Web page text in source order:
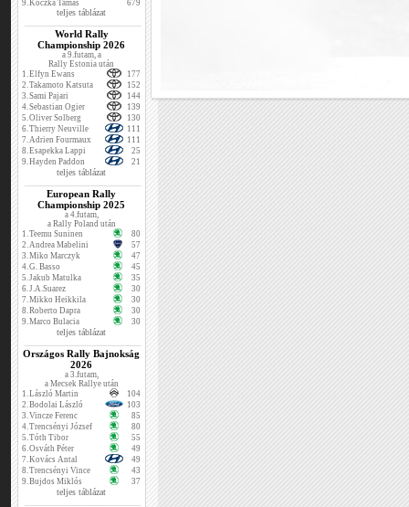
9.Koczka Tamás 679
teljes táblázat
World Rally
Championship 2026
a 9.futam, a
Rally Estonia után
1.Elfyn Ewans
177
2.Takamoto Katsuta
152
3.Sami Pajari
144
4.Sebastian Ogier
139
5.Oliver Solberg
130
6.Thierry Neuville
111
7.Adrien Fourmaux
111
8.Esapekka Lappi
25
9.Hayden Paddon 21
teljes táblázat
European Rally
Championship 2025
a 4.futam,
a Rally Poland után
1.Teemu Suninen
80
2.Andrea Mabelini
57
3.Miko Marczyk
47
4.G. Basso
45
5.Jakub Matulka
35
6.J.A.Suarez
30
7.Mikko Heikkila
30
8.Roberto Dapra
30
9.Marco Bulacia 30
teljes táblázat
Országos Rally Bajnokság
2026
a 3.futam,
a Mecsek Rallye után
1.László Martin
104
2.Bodolai László
103
3.Vincze Ferenc
85
4.Trencsényi József
80
5.Tóth Tibor
55
6.Osváth Péter
49
7.Kovács Antal
49
8.Trencsényi Vince
43
9.Bujdos Miklós 37
teljes táblázat